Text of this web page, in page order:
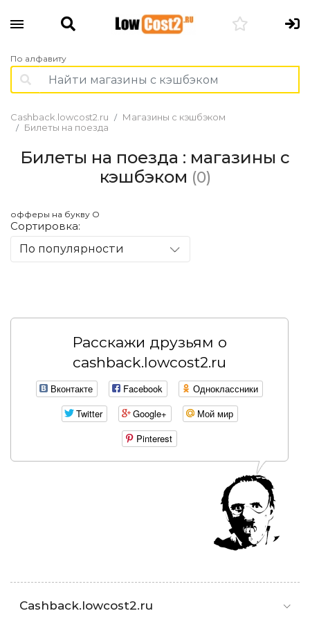
По алфавиту
Cashback.lowcost2.ru
Магазины с кэшбэком
Билеты на поезда
Билеты на поезда : магазины с
кэшбэком (0)
офферы на букву O
Сортировка:
По популярности
Расскажи друзьям о
cashback.lowcost2.ru
Вконтакте Facebook
Одноклассники
Twitter
Google+
Мой мир
Pinterest
Cashback.lowcost2.ru